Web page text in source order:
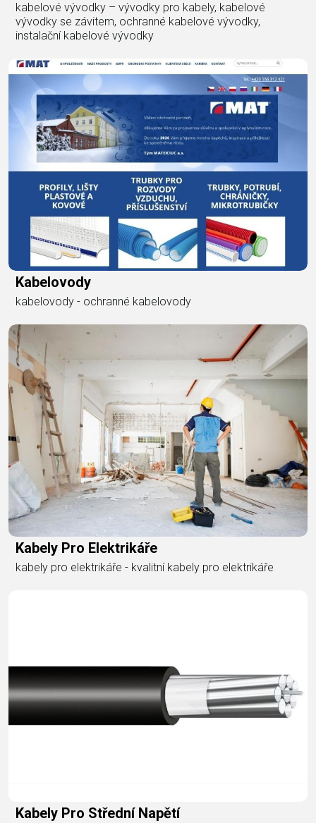
kabelové vývodky – vývodky pro kabely, kabelové
vývodky se závitem, ochranné kabelové vývodky,
instalační kabelové vývodky
Kabelovody
kabelovody - ochranné kabelovody
Kabely Pro Elektrikáře
kabely pro elektrikáře - kvalitní kabely pro elektrikáře
Kabely Pro Střední Napětí